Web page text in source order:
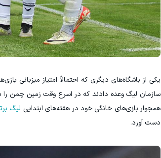
یکی از باشگاه‌های دیگری که احتمالاً امتیاز میزبانی
سازمان لیگ وعده دادند که در اسرع وقت زمین چمن را
همجوار بازی‌های خانگی خود در هفته‌های ابتدایی لیگ
دست آورد.